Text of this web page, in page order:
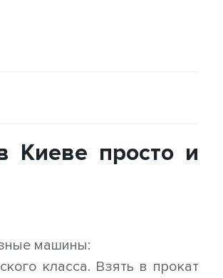
Киеве просто и
машины:
класса. Взять в прокат